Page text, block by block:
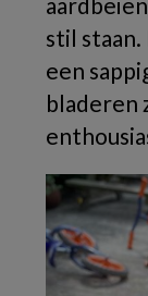
stil staan.
een
bladeren